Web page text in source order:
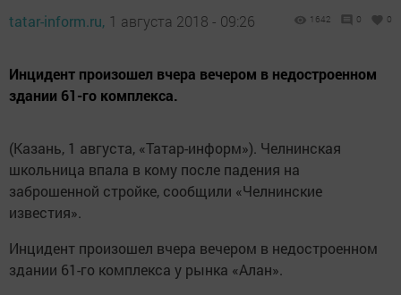
tatar-inform.ru, 1 августа 2018 - 09:26 1642 0 0
Инцидент произошел вчера вечером в недостроенном
здании 61-го комплекса.
(Казань, 1 августа, «Татар-информ»). Челнинская
школьница впала в кому после падения на
заброшенной стройке, сообщили «Челнинские
известия».
Инцидент произошел вчера вечером в недостроенном
здании 61-го комплекса у рынка «Алан».